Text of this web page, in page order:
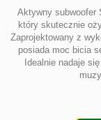
Aktywny subwoofer
który skutecznie
Zaprojektowany z
posiada moc bicia
Idealnie nadaje